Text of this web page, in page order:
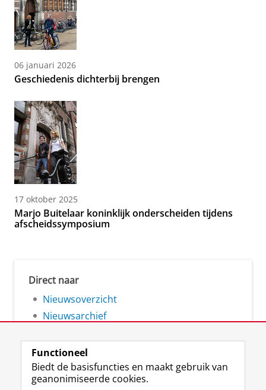
06 januari 2026
Geschiedenis dichterbij brengen
17 oktober 2025
Marjo Buitelaar koninklijk onderscheiden tijdens
afscheidssymposium
Direct naar
Nieuwsoverzicht
Nieuwsarchief
Functioneel
Biedt de basisfuncties en maakt gebruik van
geanonimiseerde cookies.